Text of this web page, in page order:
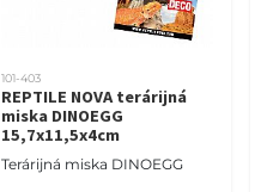
101-403
REPTILE NOVA terárijná
miska DINOEGG
15,7x11,5x4cm
Terárijná miska DINOEGG